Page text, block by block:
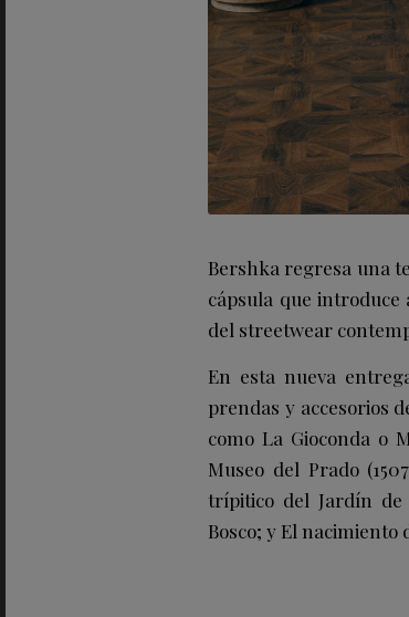
Bershka regresa una
cápsula que introduce
del streetwear
En esta nueva
prendas y accesorios
como La Gioconda o
Museo del Prado
trípitico del Jardín de
Bosco; y El nacimiento